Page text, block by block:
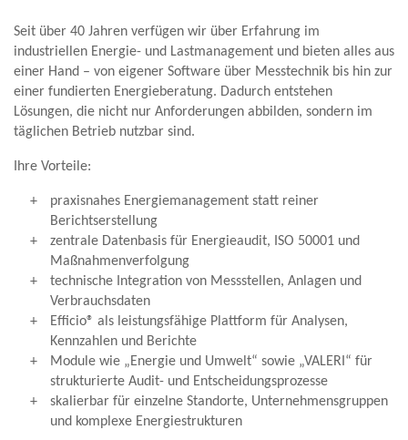
Seit über 40 Jahren verfügen wir über Erfahrung im
industriellen Energie- und Lastmanagement und bieten alles aus
einer Hand – von eigener Software über Messtechnik bis hin zur
einer fundierten Energieberatung. Dadurch entstehen
Lösungen, die nicht nur Anforderungen abbilden, sondern im
täglichen Betrieb nutzbar sind.
Ihre Vorteile:
praxisnahes Energiemanagement statt reiner
Berichtserstellung
zentrale Datenbasis für Energieaudit, ISO 50001 und
Maßnahmenverfolgung
technische Integration von Messstellen, Anlagen und
Verbrauchsdaten
Efficio® als leistungsfähige Plattform für Analysen,
Kennzahlen und Berichte
Module wie „Energie und Umwelt“ sowie „VALERI“ für
strukturierte Audit- und Entscheidungsprozesse
skalierbar für einzelne Standorte, Unternehmensgruppen
und komplexe Energiestrukturen